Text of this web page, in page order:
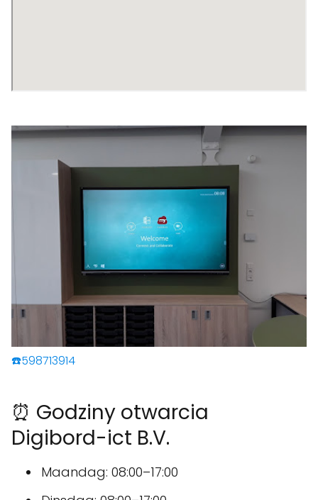
☎️598713914
⏰ Godziny otwarcia
Digibord-ict B.V.
Maandag: 08:00–17:00